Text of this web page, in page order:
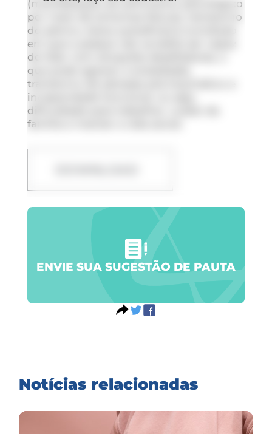
(manifestação de sofrimento psicológico
por meio de sintomas físicos), transtorno
do pânico, baixa autoeficácia (condição
em que a pessoa não acredita ser capaz
de lidar com situações desafiadoras, o
que pode agravar a ansiedade),
transtorno de estresse pós-traumático e
incapacidade funcional, ou seja,
dificuldade para trabalhar, cuidar da
família e manter a vida social.
ENVIE SUA SUGESTÃO DE PAUTA
Notícias relacionadas